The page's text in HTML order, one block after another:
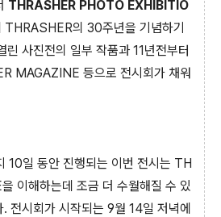
THRASHER PHOTO EXHIBITIO
THRASHER의 30주년을 기념하기
린 사진전의 일부 작품과 11년전부터
MAGAZINE 등으로 전시회가 채워
10일 동안 진행되는 이번 전시는 TH
이해하는데 조금 더 수월해질 수 있
전시회가 시작되는 9월 14일 저녁에